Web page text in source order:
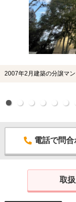
2007年2月建築の分譲マ
電話で問合
取扱